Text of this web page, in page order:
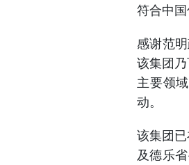
符合中
感谢范
该集团
主要领
动。
该集团
及德乐